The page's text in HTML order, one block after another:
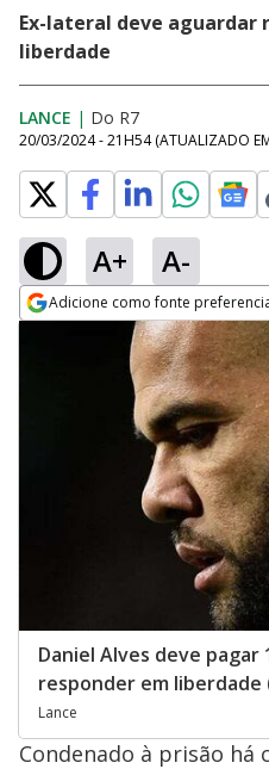
Ex-lateral deve aguardar
liberdade
LANCE | Do R7
20/03/2024 - 21H54 (ATUALIZADO
A+ A-
Adicione como fonte
Opens in new window
Daniel Alves deve pagar
responder em liberdade
Lance
Condenado à prisão há